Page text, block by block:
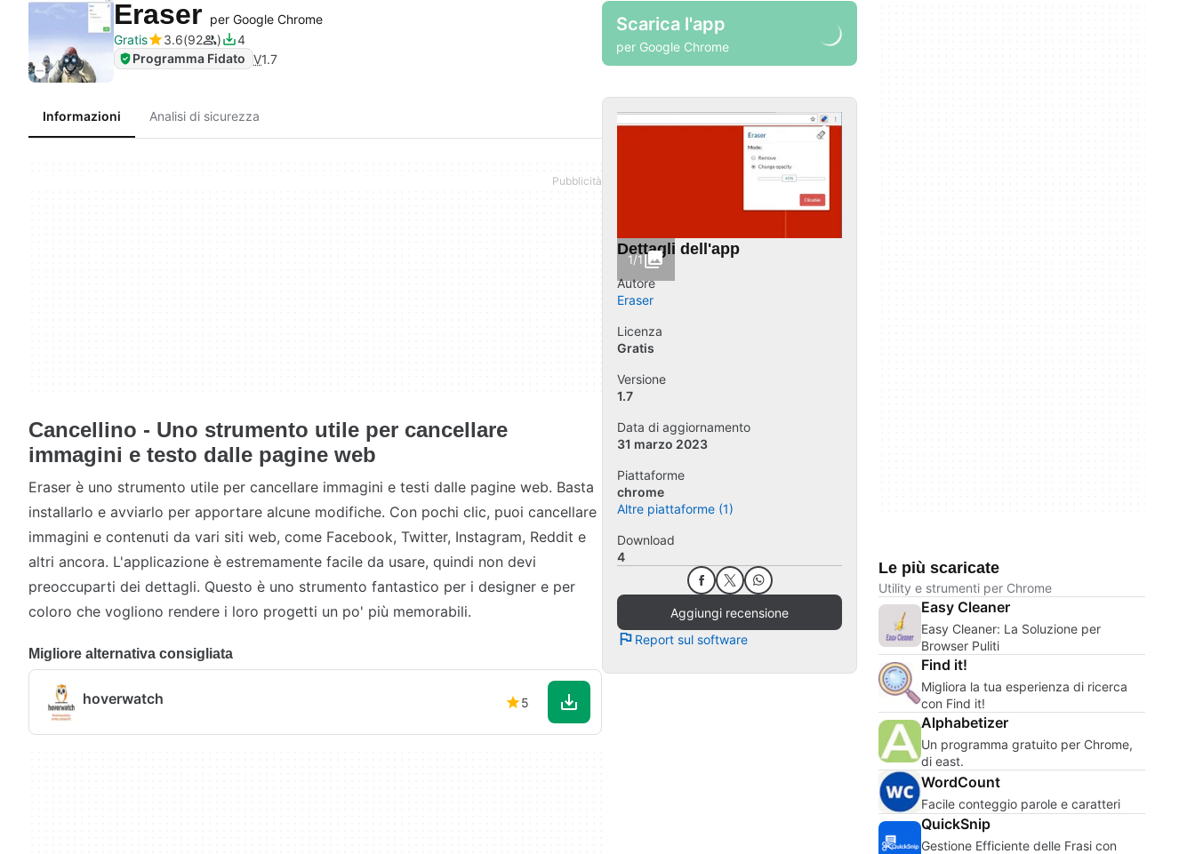
Eraser per Google Chrome
Gratis
3.6 92
4
Programma Fidato V1.7
Scarica l'app
per Google Chrome
Informazioni Analisi di sicurezza
Cancellino - Uno strumento utile per cancellare
immagini e testo dalle pagine web
Eraser è uno strumento utile per cancellare immagini e testi dalle pagine web. Basta
installarlo e avviarlo per apportare alcune modifiche. Con pochi clic, puoi cancellare
immagini e contenuti da vari siti web, come Facebook, Twitter, Instagram, Reddit e
altri ancora. L'applicazione è estremamente facile da usare, quindi non devi
preoccuparti dei dettagli. Questo è uno strumento fantastico per i designer e per
coloro che vogliono rendere i loro progetti un po' più memorabili.
Migliore alternativa consigliata
hoverwatch 5
1/1
Dettagli dell'app
Autore
Eraser
Licenza
Gratis
Versione
1.7
Data di aggiornamento
31 marzo 2023
Piattaforme
chrome
Altre piattaforme (1)
Download
4
Aggiungi recensione
Report sul software
Le più scaricate
Utility e strumenti per Chrome
Easy Cleaner
Easy Cleaner: La Soluzione per
Browser Puliti
Find it!
Migliora la tua esperienza di ricerca
con Find it!
Alphabetizer
Un programma gratuito per Chrome,
di east.
WordCount
Facile conteggio parole e caratteri
QuickSnip
Gestione Efficiente delle Frasi con